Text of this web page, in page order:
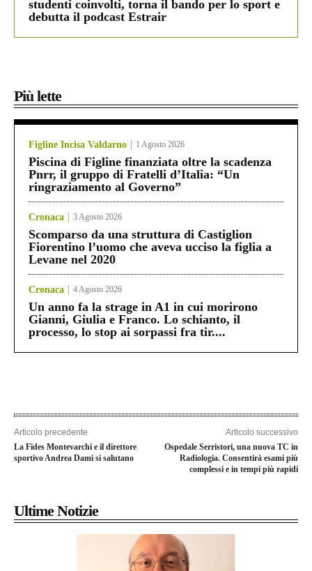
studenti coinvolti, torna il bando per lo sport e
debutta il podcast Estrair
Più lette
Figline Incisa Valdarno 1 Agosto 2026
Piscina di Figline finanziata oltre la scadenza
Pnrr, il gruppo di Fratelli d’Italia: “Un
ringraziamento al Governo”
Cronaca 3 Agosto 2026
Scomparso da una struttura di Castiglion
Fiorentino l’uomo che aveva ucciso la figlia a
Levane nel 2020
Cronaca 4 Agosto 2026
Un anno fa la strage in A1 in cui morirono
Gianni, Giulia e Franco. Lo schianto, il
processo, lo stop ai sorpassi fra tir....
Articolo precedente
La Fides Montevarchi e il direttore
sportivo Andrea Dami si salutano
Articolo successivo
Ospedale Serristori, una nuova TC in
Radiologia. Consentirà esami più
complessi e in tempi più rapidi
Ultime Notizie